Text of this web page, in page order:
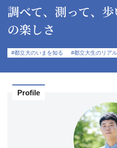
調べて、測って、
の楽しさ
#都立大のいまを知る #都立大生のリア
Profile